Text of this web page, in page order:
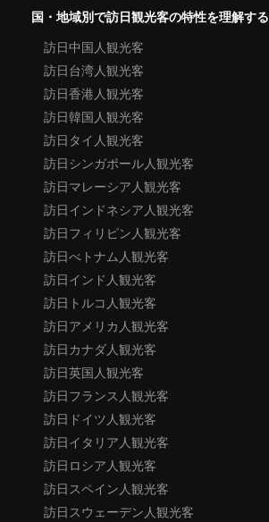
国・地域別で訪日観光客の特性を理解する
訪日中国人観光客
訪日台湾人観光客
訪日香港人観光客
訪日韓国人観光客
訪日タイ人観光客
訪日シンガポール人観光客
訪日マレーシア人観光客
訪日インドネシア人観光客
訪日フィリピン人観光客
訪日べトナム人観光客
訪日インド人観光客
訪日トルコ人観光客
訪日アメリカ人観光客
訪日カナダ人観光客
訪日英国人観光客
訪日フランス人観光客
訪日ドイツ人観光客
訪日イタリア人観光客
訪日ロシア人観光客
訪日スペイン人観光客
訪日スウェーデン人観光客